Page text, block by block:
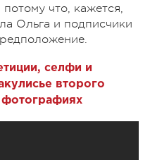
что, кажется,
Ольга и подписчики
селфи и
второго
фотографиях